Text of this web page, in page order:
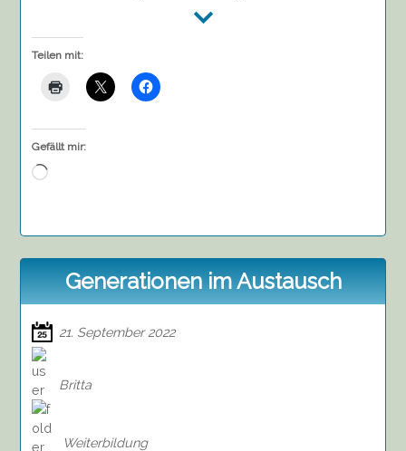
Teilen mit:
Gefällt mir:
Wird
Generationen im Austausch
21. September 2022
Britta
Weiterbildung